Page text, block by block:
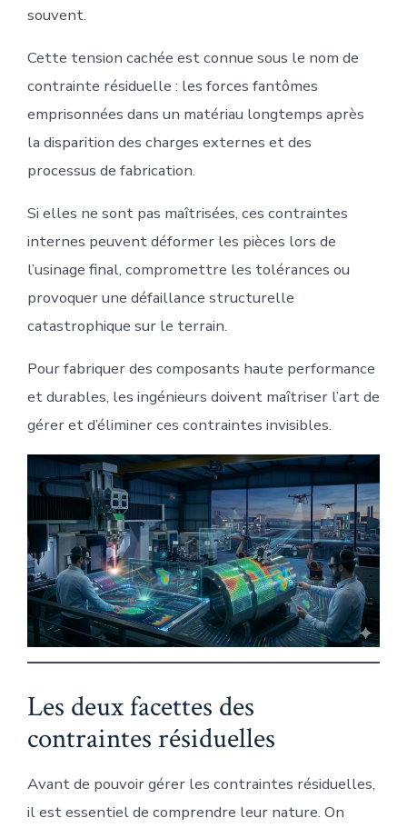
souvent.
Cette tension cachée est connue sous le nom de
contrainte résiduelle : les forces fantômes
emprisonnées dans un matériau longtemps après
la disparition des charges externes et des
processus de fabrication.
Si elles ne sont pas maîtrisées, ces contraintes
internes peuvent déformer les pièces lors de
l’usinage final, compromettre les tolérances ou
provoquer une défaillance structurelle
catastrophique sur le terrain.
Pour fabriquer des composants haute performance
et durables, les ingénieurs doivent maîtriser l’art de
gérer et d’éliminer ces contraintes invisibles.
Les deux facettes des
contraintes résiduelles
Avant de pouvoir gérer les contraintes résiduelles,
il est essentiel de comprendre leur nature. On